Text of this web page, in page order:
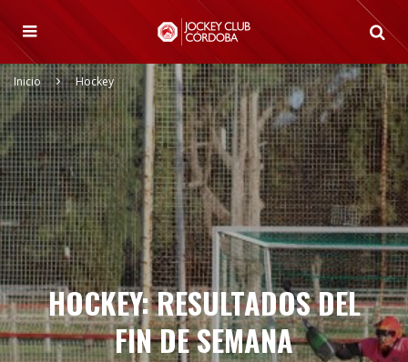
Inicio Hockey
HOCKEY: RESULTADOS DEL
FIN DE SEMANA